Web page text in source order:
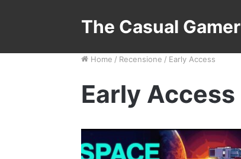
The Casual Gamer
Home / Recensione / Early Access
Early Access